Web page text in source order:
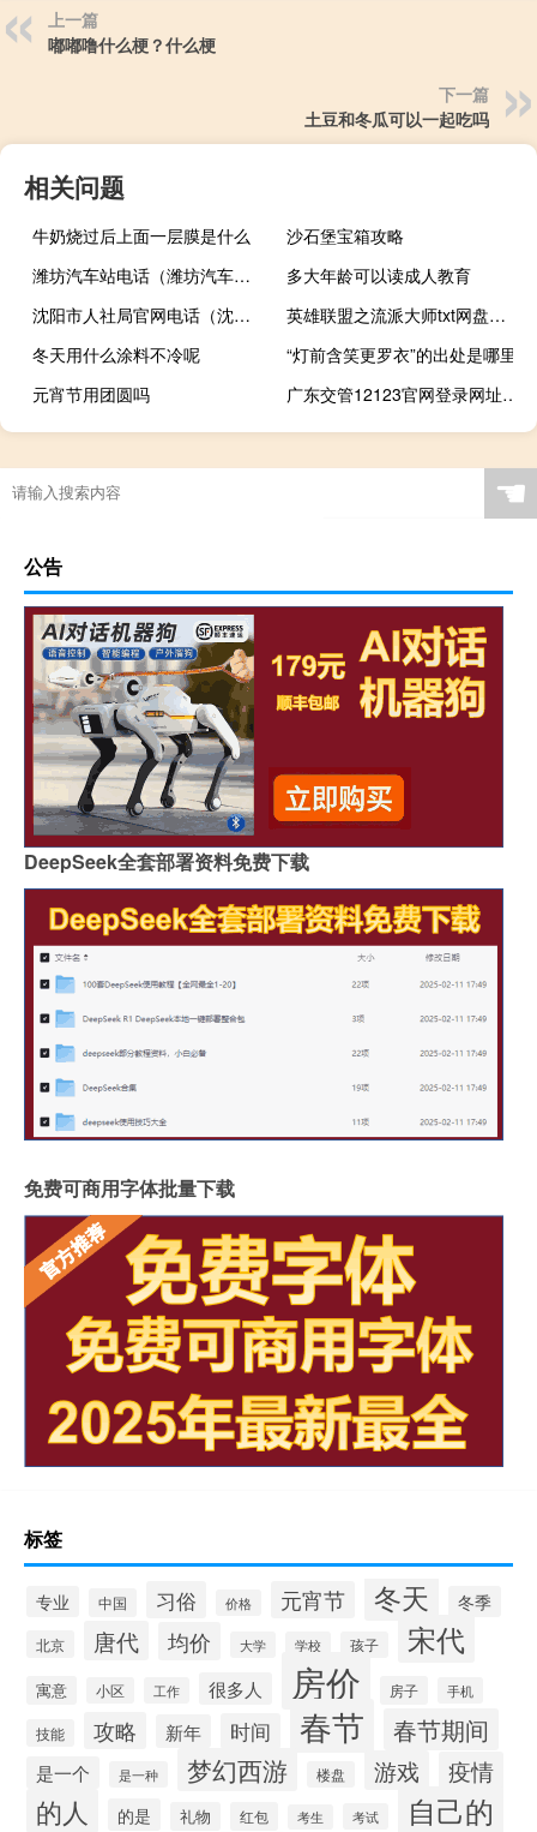
上一篇
嘟嘟噜什么梗？什么梗
下一篇
土豆和冬瓜可以一起吃吗
相关问题
牛奶烧过后上面一层膜是什么
沙石堡宝箱攻略
潍坊汽车站电话（潍坊汽车站）
多大年龄可以读成人教育
沈阳市人社局官网电话（沈阳市人社局官网）
英雄联盟之流派大师txt网盘（英雄联盟之流派大师）
冬天用什么涂料不冷呢
“灯前含笑更罗衣”的出处是哪里
元宵节用团圆吗
广东交管12123官网登录网址（广东交管12123官网登录）
☚
公告
DeepSeek全套部署资料免费下载
免费可商用字体批量下载
标签
专业 中国 习俗 价格 元宵节 冬天 冬季
北京 唐代 均价 大学 学校 孩子 宋代
寓意 小区 工作 很多人 房价 房子 手机
技能 攻略 新年 时间 春节 春节期间
是一个 是一种 梦幻西游 楼盘 游戏 疫情
的人 的是 礼物 红包 考生 考试 自己的